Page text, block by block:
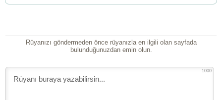
Rüyanızı göndermeden önce rüyanızla en ilgili olan sayfada
bulunduğunuzdan emin olun.
1000